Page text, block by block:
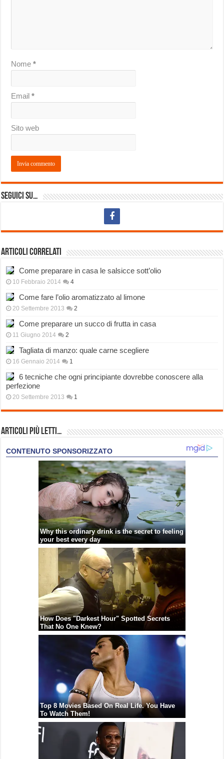
Nome*
Email*
Sito web
Seguici su…
Articoli correlati
Come preparare in casa le salsicce sott’olio
10 Febbraio 2014 4
Come fare l’olio aromatizzato al limone
20 Settembre 2013 2
Come preparare un succo di frutta in casa
11 Giugno 2014 2
Tagliata di manzo: quale carne scegliere
16 Gennaio 2014 1
6 tecniche che ogni principiante dovrebbe conoscere alla
perfezione
20 Settembre 2013 1
Articoli più Letti…